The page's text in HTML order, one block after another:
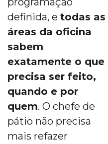
definida, e todas as
áreas da oficina
sabem
exatamente o que
precisa ser feito,
quando e por
quem. O chefe de
pátio não precisa
mais refazer